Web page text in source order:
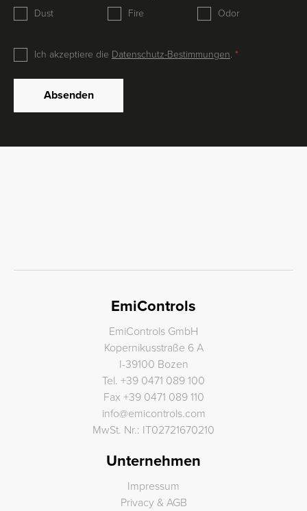
Dust Fire Odor
Ich akzeptiere die Datenschutz-Bestimmungen.
Absenden
EmiControls
EmiControls GmbH
Kopernikusstraße 6 A
I-39100 Bozen
Tel. +39 0471 089 100
Fax +39 0471 089 110
info@emicontrols.com
MwSt. Nr.: IT02721670210
Unternehmen
Impressum
Privacy & AGB